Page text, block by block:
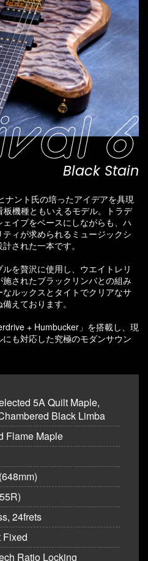
Black Stain
ント氏の培ったアイデアを具現
機種ともいえるモデル。トラデ
イプをベースにしながらも、ハ
ィが求められるミュージックシ
された一本です。
を贅沢に使用し、ウエイトレリ
されたブラックリンバとの組み
ルックスとタイトでクリアなサ
えております。
+ Humbucker」を搭載し、現
も対応した究極のモダンサウン
5A Quilt Maple,
Black Limba
Flame Maple
24frets
Fixed
Ratio Locking